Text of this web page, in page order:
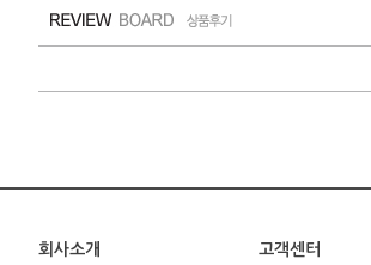
회사소개 고객센터